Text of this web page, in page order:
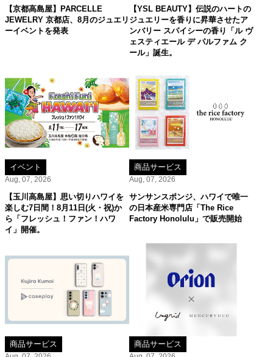
【京都高島屋】PARCELLE
JEWELRY 京都店、8月のジュエリ
ーイベントを発表
【YSL BEAUTY】伝説のハートの
ジュエリーを香りに昇華させたア
ンバリー スパイシーの香り「ル ヴ
ェスティエール デ パルファム ク
ール」誕生。
イベント
Aug, 07, 2026
【玉川高島屋】思い切りハワイを
楽しむ7日間！8月11日(火・祝)か
ら「フレッシュ！ファン！ハワ
イ」開催。
商品サービス
Aug, 07, 2026
サンサンスポンジ、ハワイで唯一
の日本産米専門店「The Rice
Factory Honolulu」で販売開始
商品サービス 商品サービス